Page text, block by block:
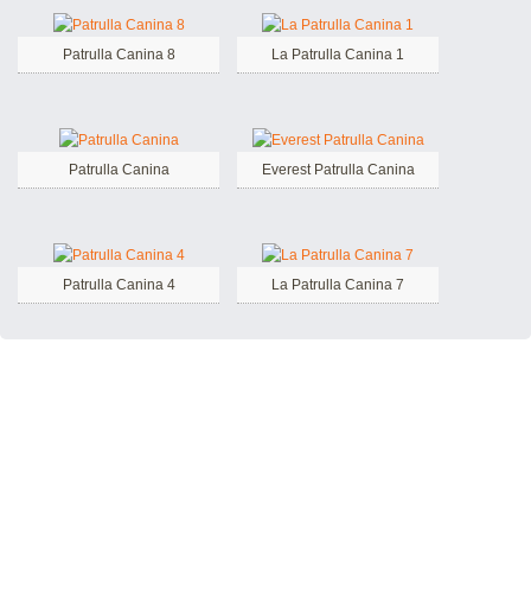
Patrulla Canina 8 La Patrulla Canina 1
Patrulla Canina Everest Patrulla Canina
Patrulla Canina 4 La Patrulla Canina 7